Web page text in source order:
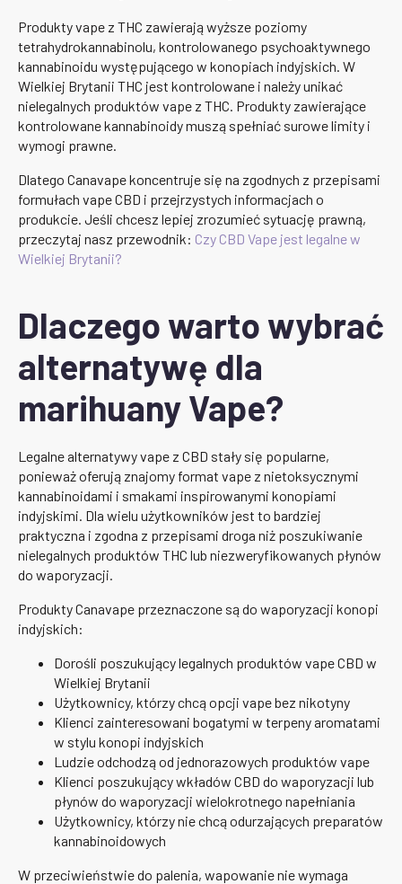
Produkty vape z THC zawierają wyższe poziomy
tetrahydrokannabinolu, kontrolowanego psychoaktywnego
kannabinoidu występującego w konopiach indyjskich. W
Wielkiej Brytanii THC jest kontrolowane i należy unikać
nielegalnych produktów vape z THC. Produkty zawierające
kontrolowane kannabinoidy muszą spełniać surowe limity i
wymogi prawne.
Dlatego Canavape koncentruje się na zgodnych z przepisami
formułach vape CBD i przejrzystych informacjach o
produkcie. Jeśli chcesz lepiej zrozumieć sytuację prawną,
przeczytaj nasz przewodnik: Czy CBD Vape jest legalne w
Wielkiej Brytanii?
Dlaczego warto wybrać
alternatywę dla
marihuany Vape?
Legalne alternatywy vape z CBD stały się popularne,
ponieważ oferują znajomy format vape z nietoksycznymi
kannabinoidami i smakami inspirowanymi konopiami
indyjskimi. Dla wielu użytkowników jest to bardziej
praktyczna i zgodna z przepisami droga niż poszukiwanie
nielegalnych produktów THC lub niezweryfikowanych płynów
do waporyzacji.
Produkty Canavape przeznaczone są do waporyzacji konopi
indyjskich:
Dorośli poszukujący legalnych produktów vape CBD w
Wielkiej Brytanii
Użytkownicy, którzy chcą opcji vape bez nikotyny
Klienci zainteresowani bogatymi w terpeny aromatami
w stylu konopi indyjskich
Ludzie odchodzą od jednorazowych produktów vape
Klienci poszukujący wkładów CBD do waporyzacji lub
płynów do waporyzacji wielokrotnego napełniania
Użytkownicy, którzy nie chcą odurzających preparatów
kannabinoidowych
W przeciwieństwie do palenia, wapowanie nie wymaga